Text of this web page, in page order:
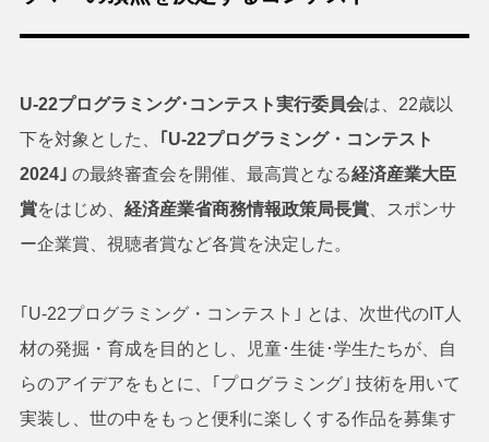
U-22プログラミング･コンテスト実行委員会は、22歳以
下を対象とした、
｢U-22プログラミング・コンテスト
2024｣ の最終審査会を開催、最高賞となる経済産業大臣
賞をはじめ、 経済産業省商務情報政策局長賞、スポンサ
ー企業賞、視聴者賞など各賞を決定した。
｢U-22プログラミング・コンテスト｣ とは、次世代のIT人
材の発掘・育成を目的とし、児童･生徒･学生たちが、自
らのアイデアをもとに、｢プログラミング｣ 技術を用いて
実装し、世の中をもっと便利に楽しくする作品を募集す